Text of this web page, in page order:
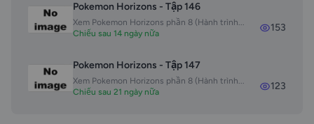
Pokemon Horizons - Tập 146
Xem Pokemon Horizons phần 8 (Hành trình...
Chiếu sau 14 ngày nữa
153
Pokemon Horizons - Tập 147
Xem Pokemon Horizons phần 8 (Hành trình...
Chiếu sau 21 ngày nữa
123